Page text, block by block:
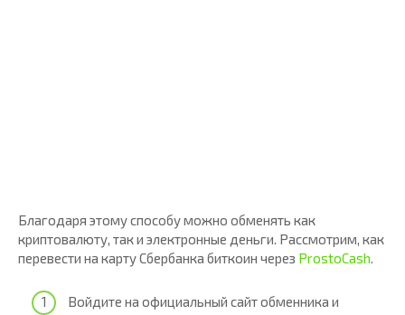
Благодаря этому способу можно обменять как
криптовалюту, так и электронные деньги. Рассмотрим, как
перевести на карту Сбербанка биткоин через ProstoCash.
Войдите на официальный сайт обменника и